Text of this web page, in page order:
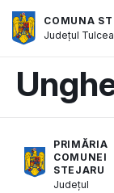
COMUNA
Județul Tulcea
PRIMĂRIA
COMUNEI
STEJARU
Județul